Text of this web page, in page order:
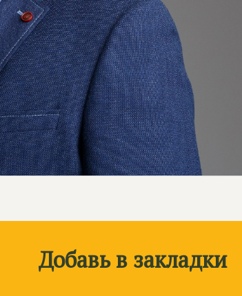
Добавь в закладки